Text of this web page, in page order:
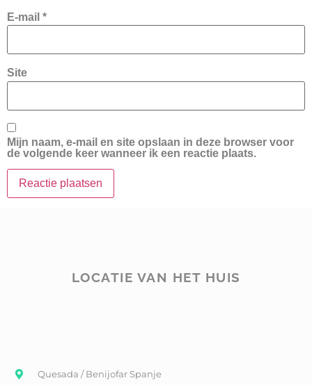
E-mail *
Site
Mijn naam, e-mail en site opslaan in deze browser voor
de volgende keer wanneer ik een reactie plaats.
LOCATIE VAN HET HUIS
Quesada / Benijofar Spanje